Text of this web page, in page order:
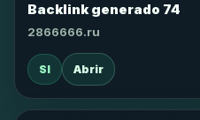
Backlink generado 74
2866666.ru
SI Abrir